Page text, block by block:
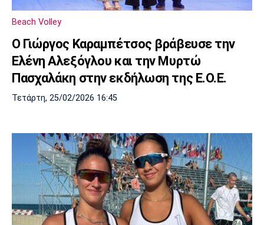
Beach Volley
Ο Γιώργος Καραμπέτσος βράβευσε την
Ελένη Αλεξόγλου και την Μυρτώ
Πασχαλάκη στην εκδήλωση της Ε.Ο.Ε.
Τετάρτη, 25/02/2026 16:45